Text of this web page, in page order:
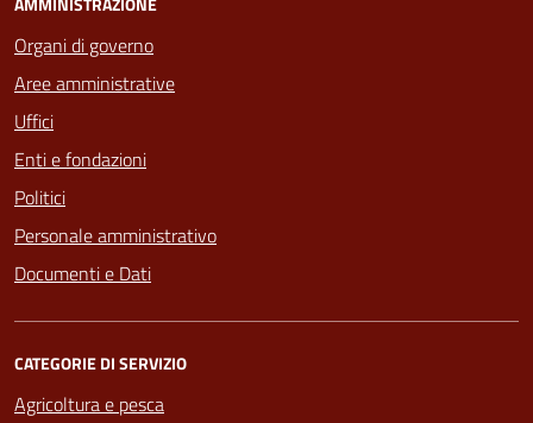
Organi di governo
Aree amministrative
Uffici
Enti e fondazioni
Politici
Personale amministrativo
Documenti e Dati
CATEGORIE DI SERVIZIO
Agricoltura e pesca